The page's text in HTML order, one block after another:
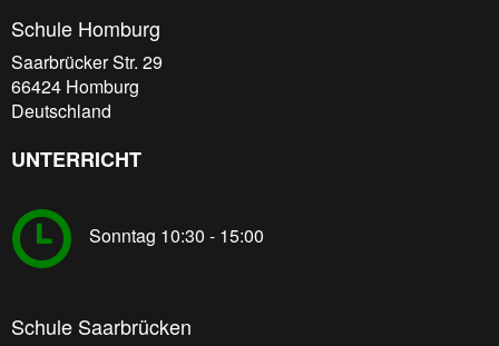
Schule Homburg
Saarbrücker Str. 29
66424 Homburg
Deutschland
UNTERRICHT
Sonntag 10:30 - 15:00
Schule Saarbrücken